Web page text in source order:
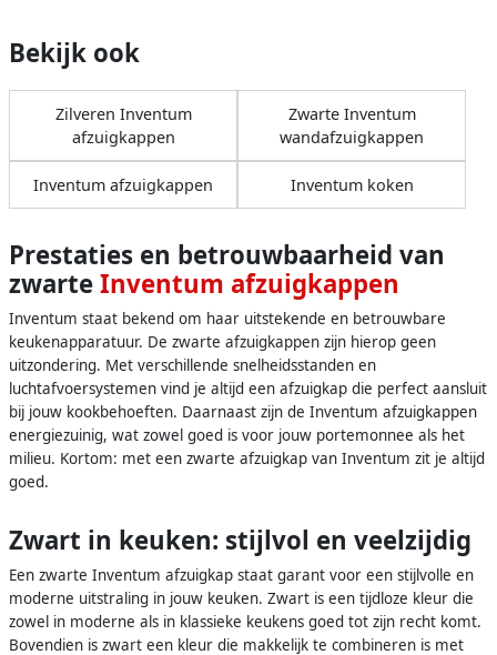
Bekijk ook
Zilveren Inventum
afzuigkappen
Zwarte Inventum
wandafzuigkappen
Inventum afzuigkappen Inventum koken
Prestaties en betrouwbaarheid van
zwarteInventum afzuigkappen
Inventum staat bekend om haar uitstekende en betrouwbare
keukenapparatuur. De zwarte afzuigkappen zijn hierop geen
uitzondering. Met verschillende snelheidsstanden en
luchtafvoersystemen vind je altijd een afzuigkap die perfect aansluit
bij jouw kookbehoeften. Daarnaast zijn de Inventum afzuigkappen
energiezuinig, wat zowel goed is voor jouw portemonnee als het
milieu. Kortom: met een zwarte afzuigkap van Inventum zit je altijd
goed.
Zwart in keuken: stijlvol en veelzijdig
Een zwarte Inventum afzuigkap staat garant voor een stijlvolle en
moderne uitstraling in jouw keuken. Zwart is een tijdloze kleur die
zowel in moderne als in klassieke keukens goed tot zijn recht komt.
Bovendien is zwart een kleur die makkelijk te combineren is met